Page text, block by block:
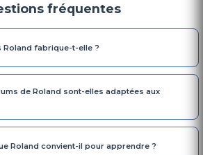
fréquentes
Roland fabrique-t-elle ?
de Roland sont-elles adaptées aux
Roland convient-il pour apprendre ?